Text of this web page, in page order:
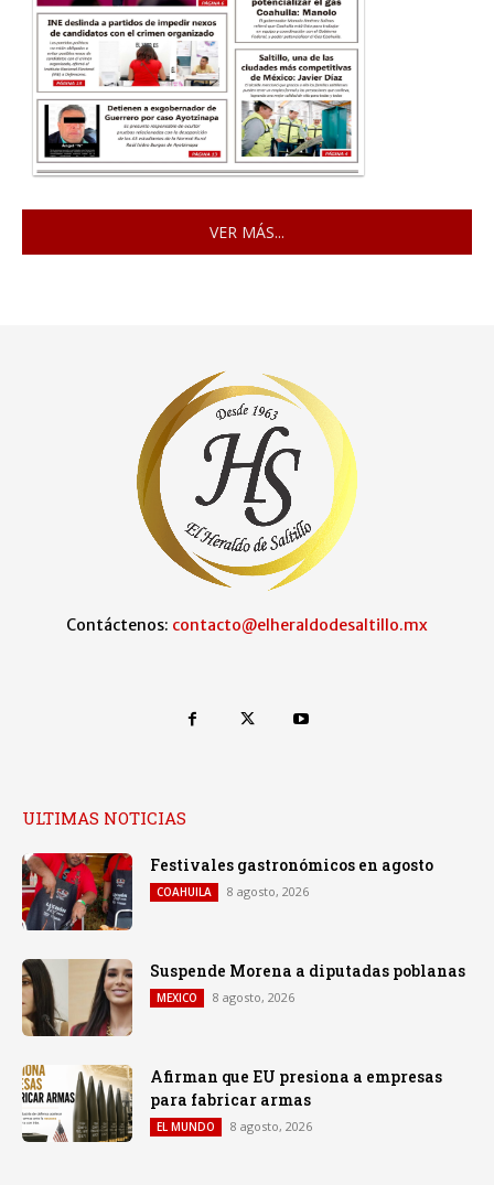
VER MÁS...
Contáctenos: contacto@elheraldodesaltillo.mx
ULTIMAS NOTICIAS
Festivales gastronómicos en agosto
COAHUILA 8 agosto, 2026
Suspende Morena a diputadas poblanas
MEXICO 8 agosto, 2026
Afirman que EU presiona a empresas
para fabricar armas
EL MUNDO 8 agosto, 2026